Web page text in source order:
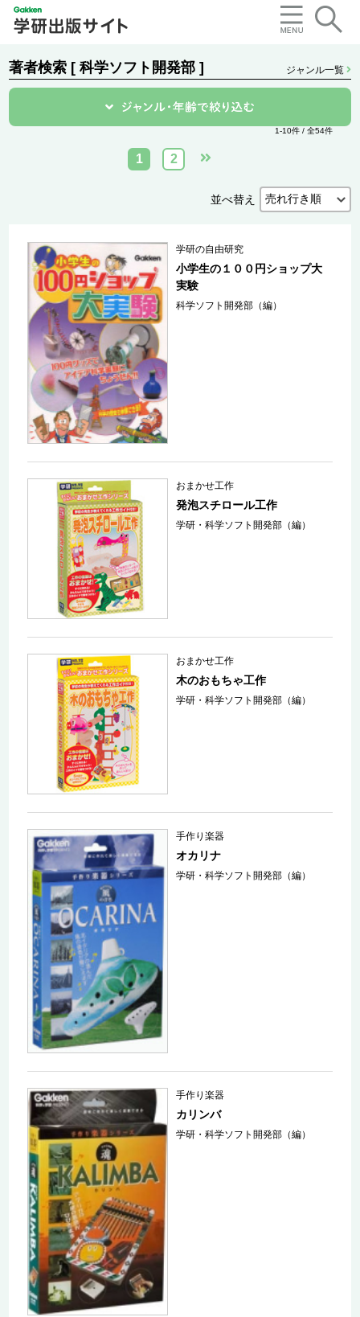
著者検索 [ 科学ソフト開発部 ] ジャンル一覧
1-10件 / 全54件
1 2
並べ替え
学研の自由研究
小学生の１００円ショップ大
実験
科学ソフト開発部（編）
おまかせ工作
発泡スチロール工作
学研・科学ソフト開発部（編）
おまかせ工作
木のおもちゃ工作
学研・科学ソフト開発部（編）
手作り楽器
オカリナ
学研・科学ソフト開発部（編）
手作り楽器
カリンバ
学研・科学ソフト開発部（編）